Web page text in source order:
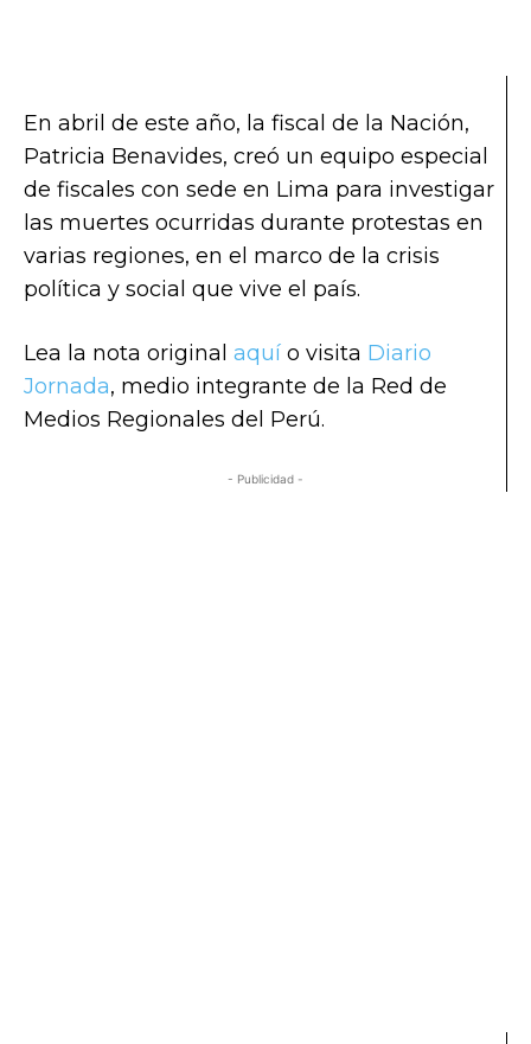
En abril de este año, la fiscal de la Nación,
Patricia Benavides, creó un equipo especial
de fiscales con sede en Lima para investigar
las muertes ocurridas durante protestas en
varias regiones, en el marco de la crisis
política y social que vive el país.
Lea la nota original aquí o visita Diario
Jornada, medio integrante de la Red de
Medios Regionales del Perú.
- Publicidad -